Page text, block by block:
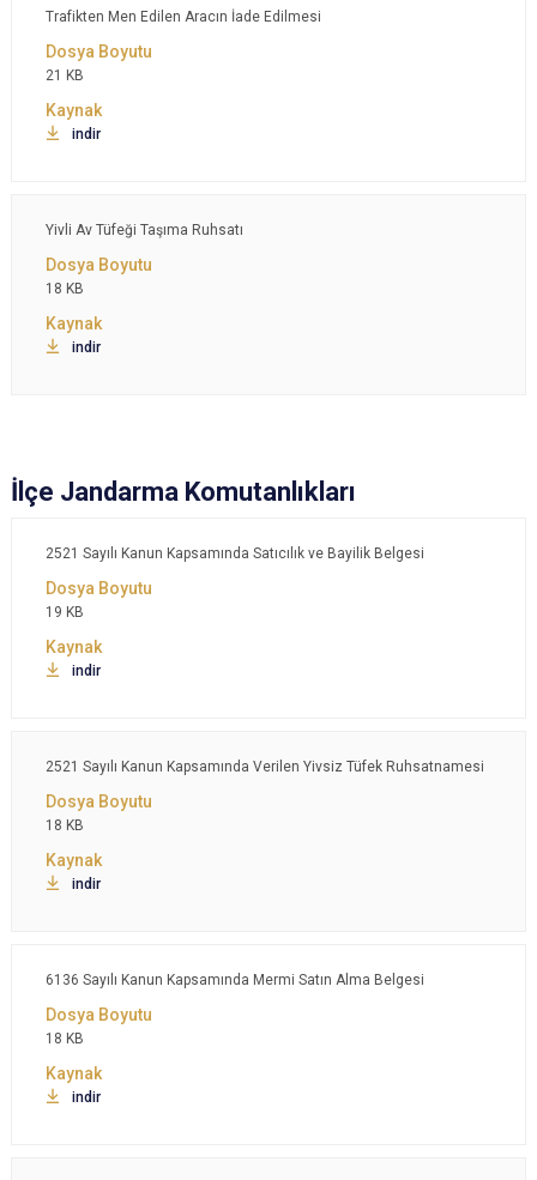
Trafikten Men Edilen Aracın İade Edilmesi
21 KB
indir
Yivli Av Tüfeği Taşıma Ruhsatı
18 KB
indir
İlçe Jandarma Komutanlıkları
2521 Sayılı Kanun Kapsamında Satıcılık ve Bayilik Belgesi
19 KB
indir
2521 Sayılı Kanun Kapsamında Verilen Yivsiz Tüfek Ruhsatnamesi
18 KB
indir
6136 Sayılı Kanun Kapsamında Mermi Satın Alma Belgesi
18 KB
indir